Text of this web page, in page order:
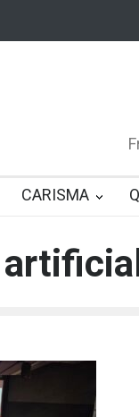
CARISMA